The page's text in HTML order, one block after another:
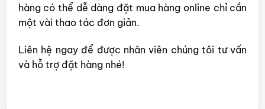
hàng có thể dễ dàng đặt mua hàng online chỉ cần
một vài thao tác đơn giản.
Liên hệ ngay để được nhân viên chúng tôi tư vấn
và hỗ trợ đặt hàng nhé!